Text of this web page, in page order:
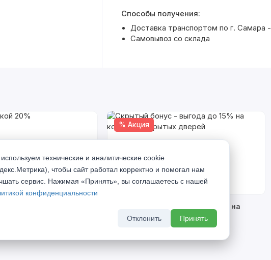
Способы получения:
Доставка транспортом по г. Самара -
Самовывоз со склада
20%
г
% Акция
Скрытый бонус - выгода до 15% на
комплект скрытых дверей
технические и аналитические cookie
чтобы сайт работал корректно и помогал нам
сервис. Нажимая «Принять», вы соглашаетесь с нашей
конфиденциальности
Отклонить Принять